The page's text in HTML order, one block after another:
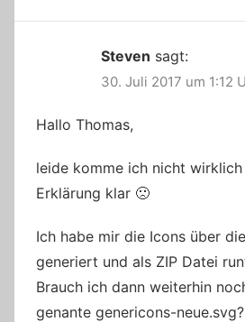
Steven sagt:
30. Juli 2017 um 1:12
Hallo Thomas,
leide komme ich nicht
Erklärung klar 🙁
Ich habe mir die Icons über
generiert und als ZIP Datei
Brauch ich dann weiterhin
genante genericons-